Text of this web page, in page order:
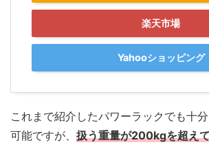
楽天市場
Yahooショッピング
これまで紹介したパワーラックでも十
可能ですが、 扱う重量が200kgを超え